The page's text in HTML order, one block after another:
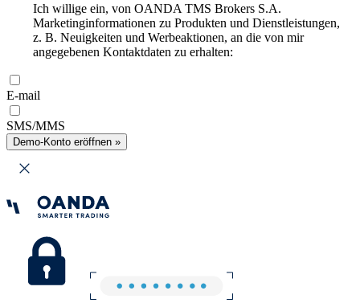
Ich willige ein, von OANDA TMS Brokers S.A.
Marketinginformationen zu Produkten und Dienstleistungen,
z. B. Neuigkeiten und Werbeaktionen, an die von mir
angegebenen Kontaktdaten zu erhalten:
E-mail
SMS/MMS
Demo-Konto eröffnen »